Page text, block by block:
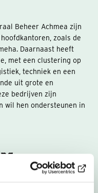
Beheer Achmea zijn
zoals de
Daarnaast heeft
met een clustering op
techniek en een
uit grote en
bedrijven zijn
wil hen ondersteunen in
tussen bedrijven,